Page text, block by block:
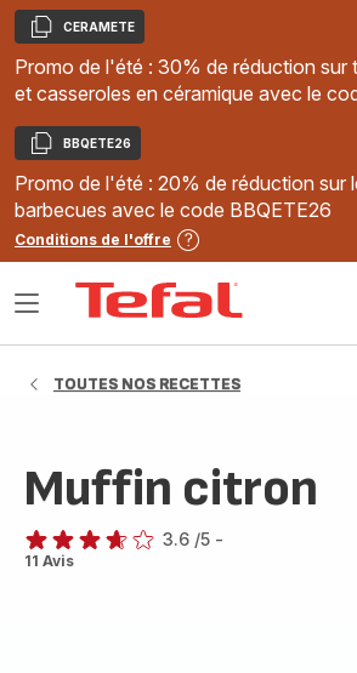
Copier
CERAMETE
Promo de l'été : 30% de réduction sur
et casseroles en céramique avec le
Copier
BBQETE26
Promo de l'été : 20% de réduction sur
barbecues avec le code BBQETE26
Conditions de l'offre
Ouvrir
TOUTES NOS RECETTES
Muffin citron
ratings.3.6
3.6 /5 -
11 Avis